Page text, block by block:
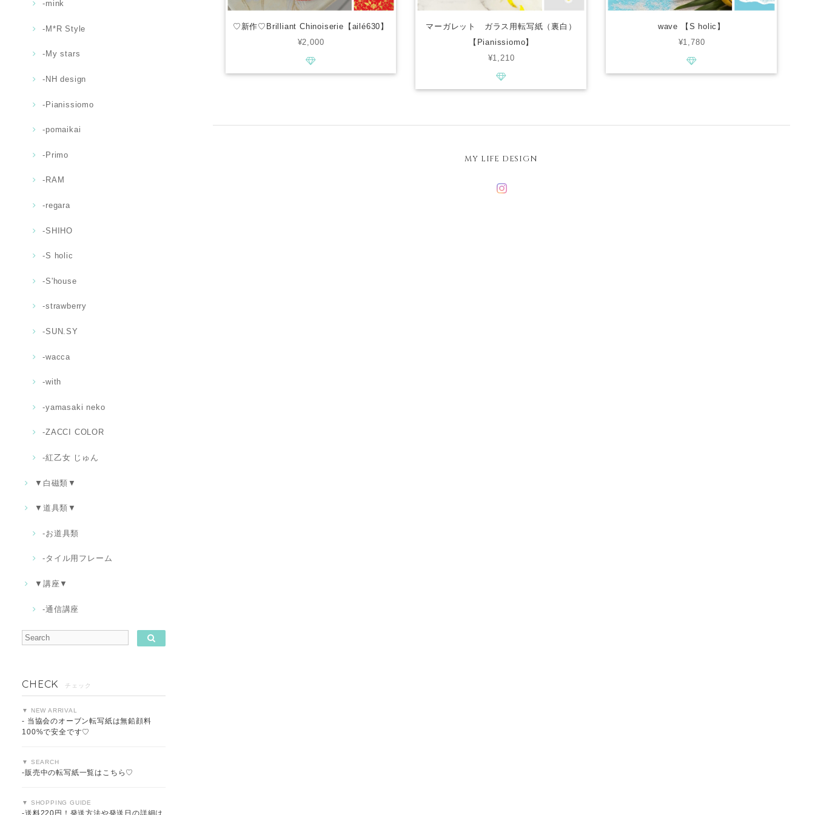
-mink
-M*R Style
-My stars
-NH design
-Pianissiomo
-pomaikai
-Primo
-RAM
-regara
-SHIHO
-S holic
-S'house
-strawberry
-SUN.SY
-wacca
-with
-yamasaki neko
-ZACCI COLOR
-紅乙女 じゅん
▼白磁類▼
▼道具類▼
‐お道具類
-タイル用フレーム
▼講座▼
-通信講座
CHECK チェック
▼ NEW ARRIVAL
- 当協会のオーブン転写紙は無鉛顔料
100%で安全です♡
▼ SEARCH
-販売中の転写紙一覧はこちら♡
▼ SHOPPING GUIDE
-送料220円！発送方法や発送日の詳細は
♡新作♡Brilliant Chinoiserie【ailé630】
¥2,000
マーガレット ガラス用転写紙（裏白）
【Pianissiomo】
¥1,210
wave 【S holic】
¥1,780
MY LIFE DESIGN